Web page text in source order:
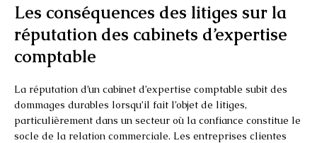
Les conséquences des litiges sur la
réputation des cabinets d’expertise
comptable
La réputation d’un cabinet d’expertise comptable subit des
dommages durables lorsqu’il fait l’objet de litiges,
particulièrement dans un secteur où la confiance constitue le
socle de la relation commerciale. Les entreprises clientes